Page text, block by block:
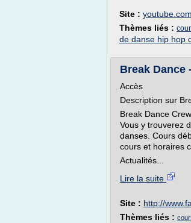
Site : youtube.com
Thèmes liés :
de danse hip hop
Break Dance
Accès
Description sur
Break Dance
Vous y trouverez
danses. Cours
cours et horaires
Actualités...
Lire la suite
Site : http://
Thèmes liés :